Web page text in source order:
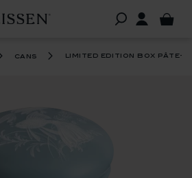
cans limited edition box pâte-